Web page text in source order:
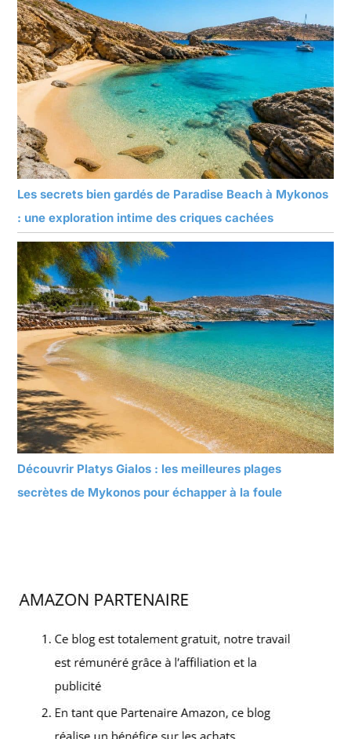
Les secrets bien gardés de Paradise Beach à Mykonos
: une exploration intime des criques cachées
Découvrir Platys Gialos : les meilleures plages
secrètes de Mykonos pour échapper à la foule